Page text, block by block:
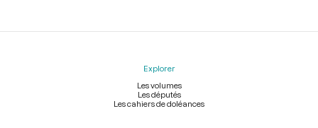
Explorer
Les volumes
Les députés
Les cahiers de doléances